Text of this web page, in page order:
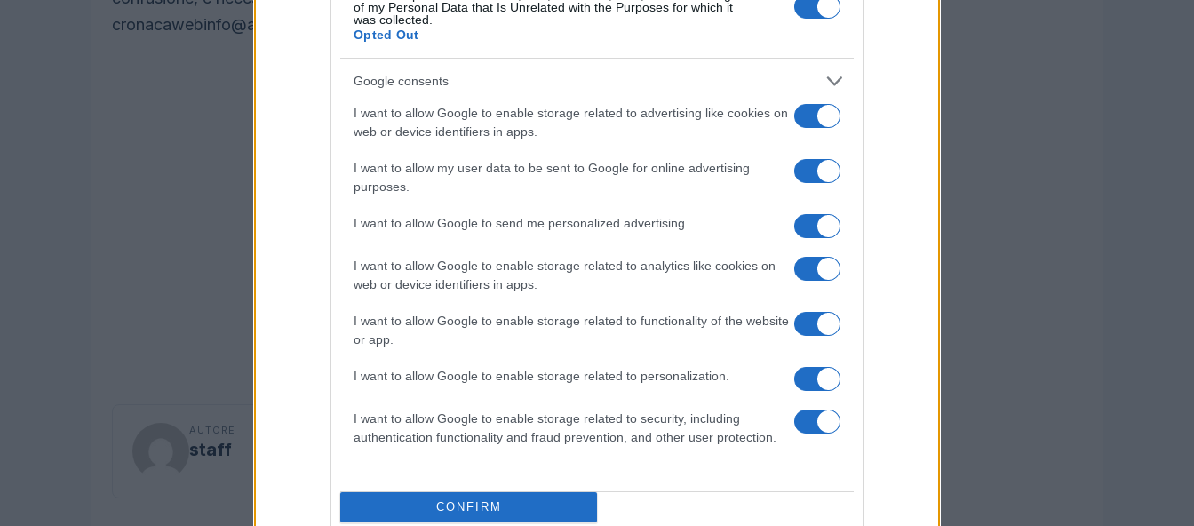
of my Personal Data that Is Unrelated with the Purposes for which it
was collected.
Opted Out
Google consents
I want to allow Google to enable storage related to advertising like cookies on
web or device identifiers in apps.
I want to allow my user data to be sent to Google for online advertising
purposes.
I want to allow Google to send me personalized advertising.
I want to allow Google to enable storage related to analytics like cookies on
web or device identifiers in apps.
I want to allow Google to enable storage related to functionality of the website
or app.
I want to allow Google to enable storage related to personalization.
I want to allow Google to enable storage related to security, including
authentication functionality and fraud prevention, and other user protection.
CONFIRM
cronacawebinfo@adnkronos.com(Web Info)
AUTORE
staff